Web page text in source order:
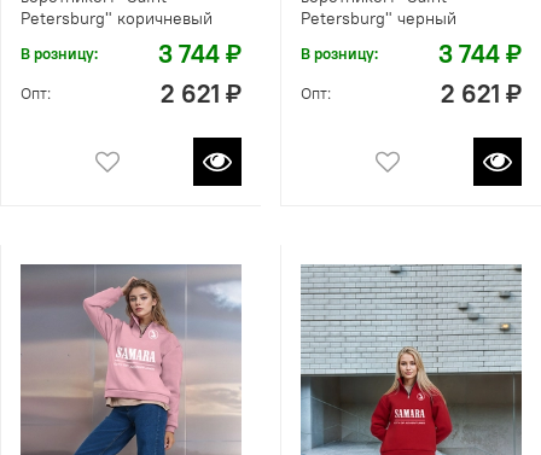
Petersburg" коричневый
В розницу: 3 744 ₽
Опт: 2 621 ₽
Petersburg" черный
В розницу: 3 744 ₽
Опт: 2 621 ₽